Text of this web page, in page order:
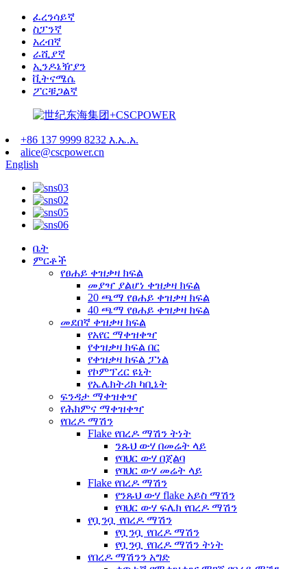
ፈረንሳይኛ
ስፓንኛ
አረብኛ
ራሺያኛ
ኢንዶኔዥያን
ቪትናሜሴ
ፖርቹጋልኛ
+86 137 9999 8232 እ.ኤ.አ.
alice@cscpower.cn
English
ቤት
ምርቶች
የፀሐይ ቀዝቃዛ ክፍል
መያዣ ያልሆነ ቀዝቃዛ ክፍል
20 ጫማ የፀሐይ ቀዝቃዛ ክፍል
40 ጫማ የፀሐይ ቀዝቃዛ ክፍል
መደበኛ ቀዝቃዛ ክፍል
የአየር ማቀዝቀዣ
የቀዝቃዛ ክፍል በር
የቀዝቃዛ ክፍል ፓነል
የኮምፕረር ዩኒት
የኤሌክትሪክ ካቢኔት
ፍንዳታ ማቀዝቀዣ
የሕክምና ማቀዝቀዣ
የበረዶ ማሽን
Flake የበረዶ ማሽን ትነት
ንጹህ ውሃ በመሬት ላይ
የባህር ውሃ በጀልባ
የባህር ውሃ መሬት ላይ
Flake የበረዶ ማሽን
የንጹህ ውሃ flake አይስ ማሽን
የባህር ውሃ ፍሌክ የበረዶ ማሽን
የቧንቧ የበረዶ ማሽን
የቧንቧ የበረዶ ማሽን
የቧንቧ የበረዶ ማሽን ትነት
የበረዶ ማሽንን አግድ